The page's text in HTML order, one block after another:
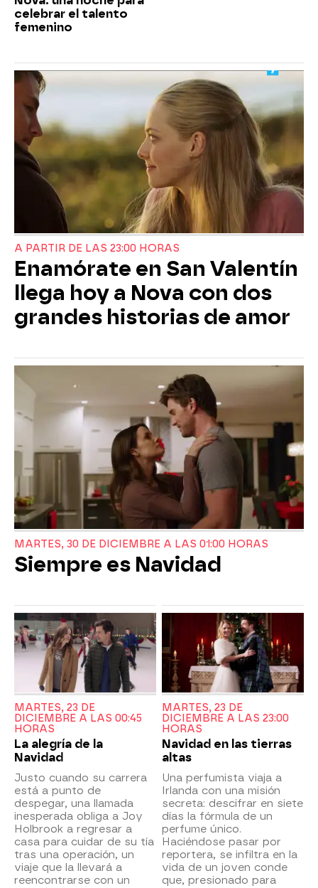
celebrar el talento
femenino
A PARTIR DE LAS 23:00 HORAS
Enamórate en San Valentín
llega hoy a Nova con dos
grandes historias de amor
MARTES, 30 DE DICIEMBRE A LAS 01:00 HORAS
Siempre es Navidad
MARTES, 23 DE
DICIEMBRE A LAS 00:45
HORAS
La alegría de la
Navidad
Justo cuando su carrera
está a punto de
despegar, una llamada
inesperada obliga a Joy
Holbrook a regresar a
casa para cuidar de su tía
tras una operación, un
viaje que la llevará a
reencontrarse con un
MARTES, 23 DE
DICIEMBRE A LAS 23:00
HORAS
Navidad en las tierras
altas
Una perfumista viaja a
Irlanda con una misión
secreta: descifrar en siete
días la fórmula de un
perfume único.
Haciéndose pasar por
reportera, se infiltra en la
vida de un joven conde
que, presionado para